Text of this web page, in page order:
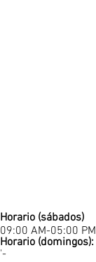
Horario (sábados)
09:00 AM-05:00 PM
Horario (domingos):
'-